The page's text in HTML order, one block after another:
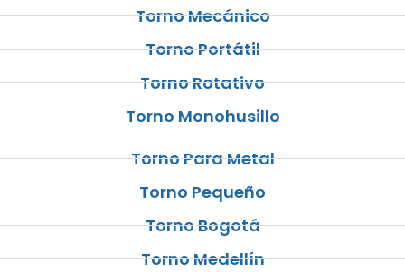
Torno Mecánico
Torno Portátil
Torno Rotativo
Torno Monohusillo
Torno Para Metal
Torno Pequeño
Torno Bogotá
Torno Medellín